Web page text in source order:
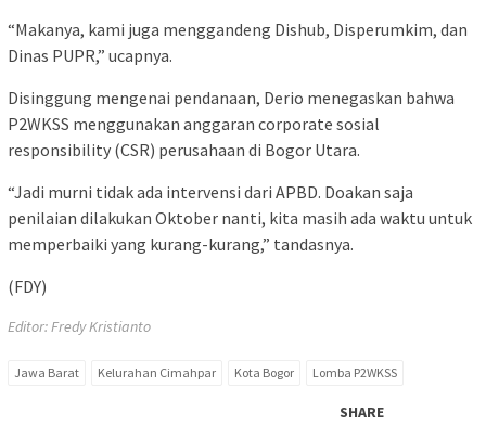
“Makanya, kami juga menggandeng Dishub, Disperumkim, dan
Dinas PUPR,” ucapnya.
Disinggung mengenai pendanaan, Derio menegaskan bahwa
P2WKSS menggunakan anggaran corporate sosial
responsibility (CSR) perusahaan di Bogor Utara.
“Jadi murni tidak ada intervensi dari APBD. Doakan saja
penilaian dilakukan Oktober nanti, kita masih ada waktu untuk
memperbaiki yang kurang-kurang,” tandasnya.
(FDY)
Editor: Fredy Kristianto
Jawa Barat Kelurahan Cimahpar Kota Bogor Lomba P2WKSS
SHARE